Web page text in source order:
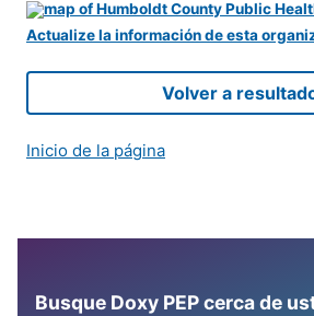
Actualize la información de esta
Volver a
Inicio de la página
Busque Doxy PEP cerca de